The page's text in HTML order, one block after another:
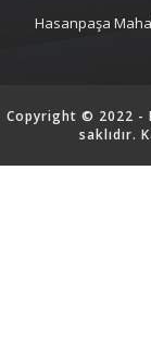
Hasanpaşa
Copyright © 2022 -
saklıdır.